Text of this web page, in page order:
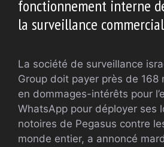
fonctionnement interne
la surveillance
La société de surveillance
Group doit payer près de 168
en dommages-intérêts pour
WhatsApp pour déployer ses
notoires de Pegasus contre
monde entier, a annoncé